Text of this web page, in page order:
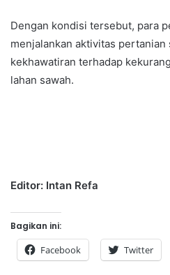
Dengan kondisi tersebut, para
menjalankan aktivitas pertanian
kekhawatiran terhadap
lahan sawah.
Editor: Intan Refa
Bagikan ini:
Facebook Twitter